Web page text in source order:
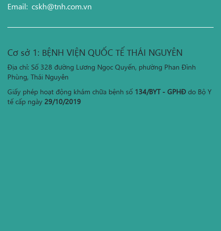
Email: cskh@tnh.com.vn
Cơ sở 1: BỆNH VIỆN QUỐC TẾ THÁI NGUYÊN
Địa chỉ: Số 328 đường Lương Ngọc Quyến, phường Phan Đình
Phùng, Thái Nguyên
Giấy phép hoạt động khám chữa bệnh số 134/BYT - GPHĐ do Bộ Y
tế cấp ngày 29/10/2019